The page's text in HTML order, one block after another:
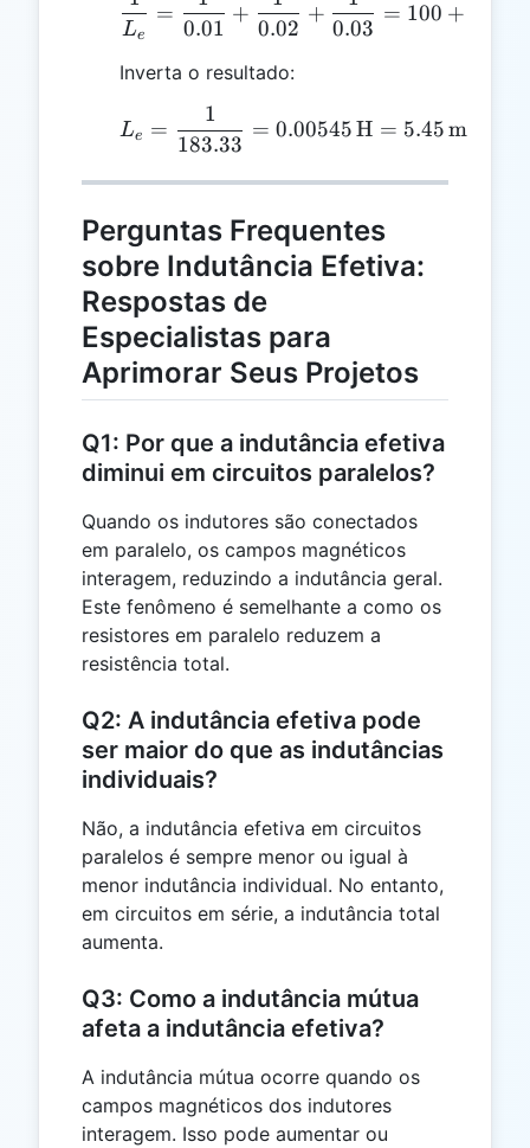
Le
=
0.01
+
0.02
+
0.03
= 100 +
Inverta o resultado:
L_e =
Le =
183.33
1
= 0.00545H = 5.45mH
Perguntas Frequentes
sobre Indutância Efetiva:
Respostas de
Especialistas para
Aprimorar Seus Projetos
Q1: Por que a indutância efetiva
diminui em circuitos paralelos?
Quando os indutores são conectados
em paralelo, os campos magnéticos
interagem, reduzindo a indutância geral.
Este fenômeno é semelhante a como os
resistores em paralelo reduzem a
resistência total.
Q2: A indutância efetiva pode
ser maior do que as indutâncias
individuais?
Não, a indutância efetiva em circuitos
paralelos é sempre menor ou igual à
menor indutância individual. No entanto,
em circuitos em série, a indutância total
aumenta.
Q3: Como a indutância mútua
afeta a indutância efetiva?
A indutância mútua ocorre quando os
campos magnéticos dos indutores
interagem. Isso pode aumentar ou